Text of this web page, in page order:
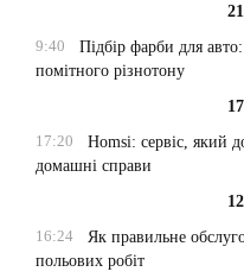
9:40
Підбір фарби для
помітного різнотону
17:20
Homsi: сервіс, який
домашні справи
16:24
Як правильне
польових робіт